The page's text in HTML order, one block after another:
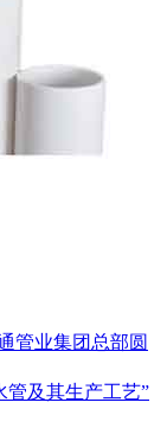
管业集团总部圆
管及其生产工艺”